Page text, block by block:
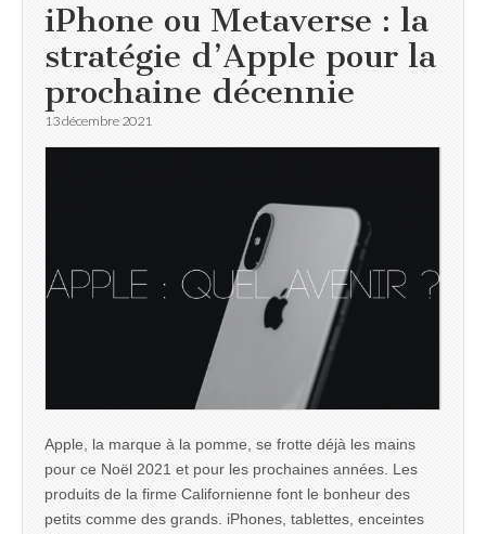
iPhone ou Metaverse : la
stratégie d’Apple pour la
prochaine décennie
13 décembre 2021
Apple, la marque à la pomme, se frotte déjà les mains
pour ce Noël 2021 et pour les prochaines années. Les
produits de la firme Californienne font le bonheur des
petits comme des grands. iPhones, tablettes, enceintes